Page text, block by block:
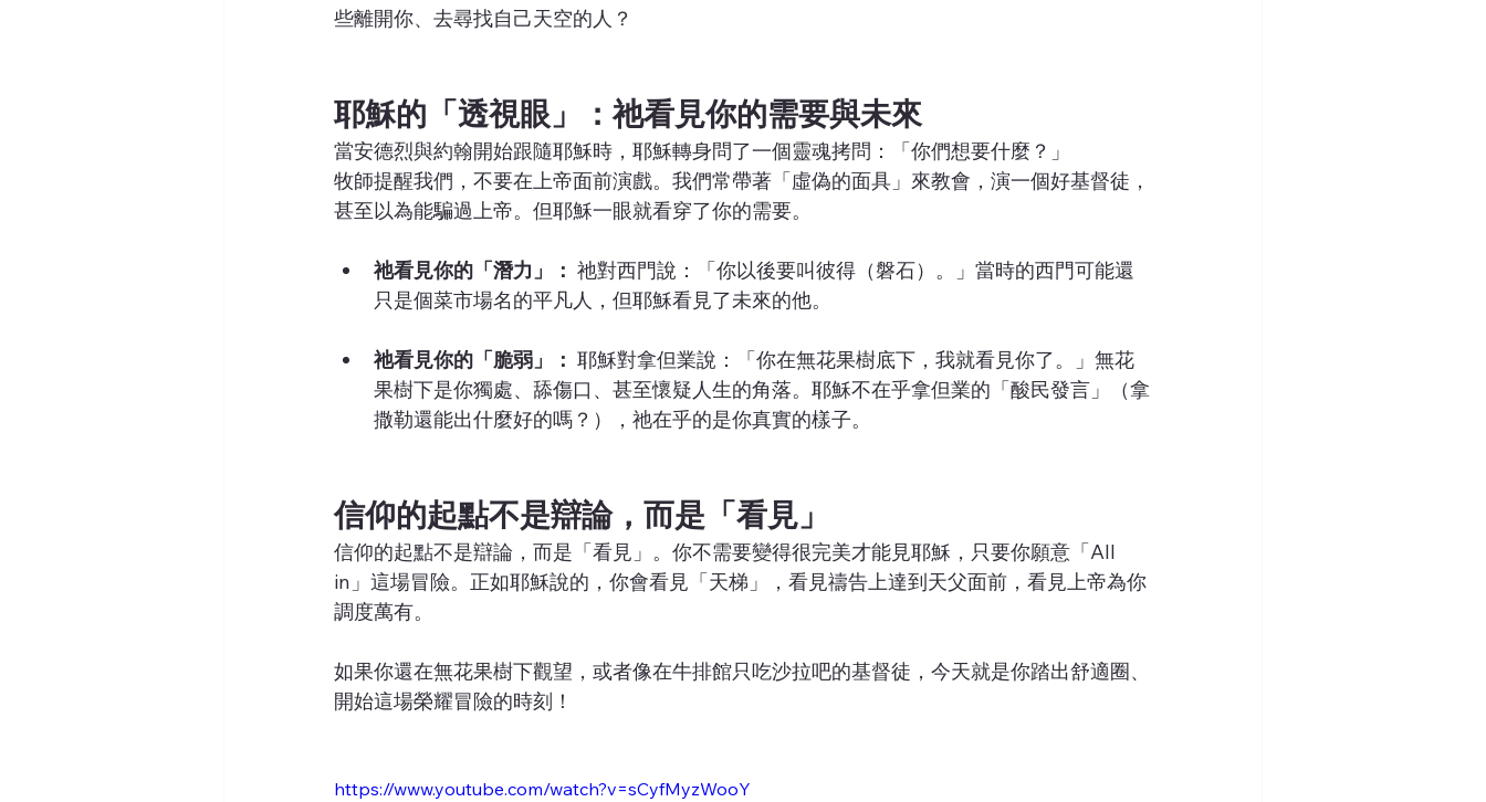
些離開你、去尋找自己天空的人？
耶穌的「透視眼」：祂看見你的需要與未來
當安德烈與約翰開始跟隨耶穌時，耶穌轉身問了一個靈魂拷問：「你們想要什麼？」
牧師提醒我們，不要在上帝面前演戲。我們常帶著「虛偽的面具」來教會，演一個好基督徒，
甚至以為能騙過上帝。但耶穌一眼就看穿了你的需要。
祂看見你的「潛力」： 祂對西門說：「你以後要叫彼得（磐石）。」當時的西門可能還
只是個菜市場名的平凡人，但耶穌看見了未來的他。
祂看見你的「脆弱」： 耶穌對拿但業說：「你在無花果樹底下，我就看見你了。」無花
果樹下是你獨處、舔傷口、甚至懷疑人生的角落。耶穌不在乎拿但業的「酸民發言」（拿
撒勒還能出什麼好的嗎？），祂在乎的是你真實的樣子。
信仰的起點不是辯論，而是「看見」
信仰的起點不是辯論，而是「看見」。你不需要變得很完美才能見耶穌，只要你願意「All
in」這場冒險。正如耶穌說的，你會看見「天梯」，看見禱告上達到天父面前，看見上帝為你
調度萬有。
如果你還在無花果樹下觀望，或者像在牛排館只吃沙拉吧的基督徒，今天就是你踏出舒適圈、
開始這場榮耀冒險的時刻！
https://www.youtube.com/watch?v=sCyfMyzWooY